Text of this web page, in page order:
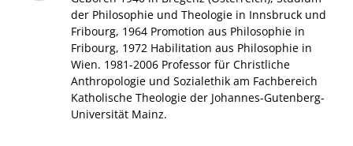
der Philosophie und Theologie in Innsbruck und
Fribourg, 1964 Promotion aus Philosophie in
Fribourg, 1972 Habilitation aus Philosophie in
Wien. 1981-2006 Professor für Christliche
Anthropologie und Sozialethik am Fachbereich
Katholische Theologie der Johannes-Gutenberg-
Universität Mainz.